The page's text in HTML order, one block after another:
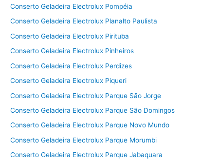
Conserto Geladeira Electrolux Pompéia
Conserto Geladeira Electrolux Planalto Paulista
Conserto Geladeira Electrolux Pirituba
Conserto Geladeira Electrolux Pinheiros
Conserto Geladeira Electrolux Perdizes
Conserto Geladeira Electrolux Piqueri
Conserto Geladeira Electrolux Parque São Jorge
Conserto Geladeira Electrolux Parque São Domingos
Conserto Geladeira Electrolux Parque Novo Mundo
Conserto Geladeira Electrolux Parque Morumbi
Conserto Geladeira Electrolux Parque Jabaquara